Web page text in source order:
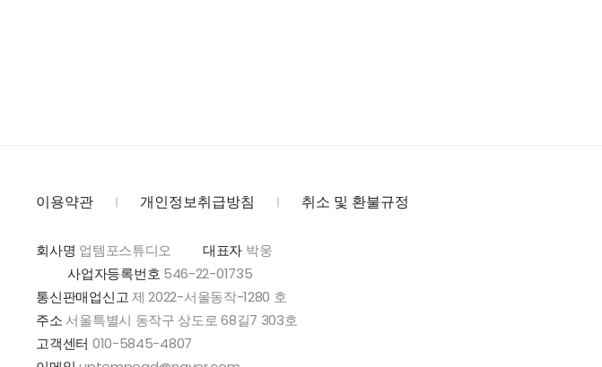
이용약관 개인정보취급방침 취소 및 환불규정
회사명 업템포스튜디오 대표자 박웅
사업자등록번호 546-22-01735
통신판매업신고제 2022-서울동작-1280 호
주소 서울특별시 동작구 상도로 68길7 303호
고객센터 010-5845-4807